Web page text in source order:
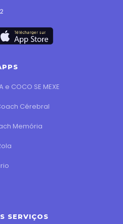
e COCO SE MEXE
Cérebral
Memória
SERVIÇOS